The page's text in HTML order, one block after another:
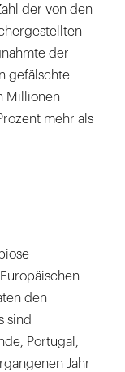
der von den
der
gefälschte
Millionen
mehr als
den
sind
Portugal,
Jahr